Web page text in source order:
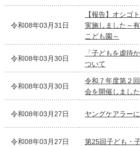
令和08年03月31日
【報告】オシゴ
実施しました～
こども園～
令和08年03月30日
「子どもを虐待
ついて
令和08年03月30日
令和７年度第２
会を開催しました
令和08年03月27日 ヤングケアラー
令和08年03月27日 第25回子ども・